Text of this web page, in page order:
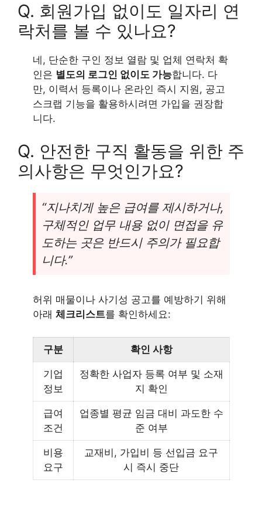
Q. 회원가입 없이도 일자리 연
락처를 볼 수 있나요?
네, 단순한 구인 정보 열람 및 업체 연락처 확
인은 별도의 로그인 없이도 가능합니다. 다
만, 이력서 등록이나 온라인 즉시 지원, 공고
스크랩 기능을 활용하시려면 가입을 권장합
니다.
Q. 안전한 구직 활동을 위한 주
의사항은 무엇인가요?
“지나치게 높은 급여를 제시하거나,
구체적인 업무 내용 없이 면접을 유
도하는 곳은 반드시 주의가 필요합
니다.”
허위 매물이나 사기성 공고를 예방하기 위해
아래 체크리스트를 확인하세요:
구분 확인 사항
기업
정보
정확한 사업자 등록 여부 및 소재
지 확인
급여
조건
업종별 평균 임금 대비 과도한 수
준 여부
비용
요구
교재비, 가입비 등 선입금 요구
시 즉시 중단